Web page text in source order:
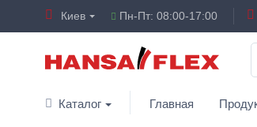
Киев Пн-Пт: 08:00-17:00
Каталог Главная